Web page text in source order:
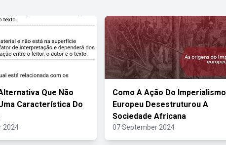
Que Não
Característica Do
2024
Como A Ação Do Imperialismo
Europeu Desestruturou A
Sociedade Africana
07 September 2024